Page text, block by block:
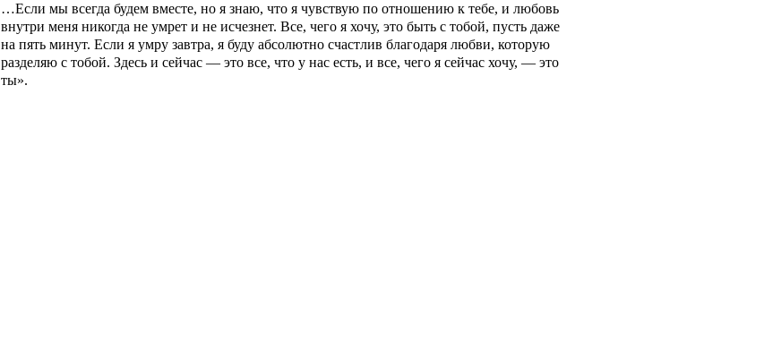
…Если мы всегда будем вместе, но я знаю, что я чувствую по отношению к тебе, и любовь
внутри меня никогда не умрет и не исчезнет. Все, чего я хочу, это быть с тобой, пусть даже
на пять минут. Если я умру завтра, я буду абсолютно счастлив благодаря любви, которую
разделяю с тобой. Здесь и сейчас — это все, что у нас есть, и все, чего я сейчас хочу, — это
ты».